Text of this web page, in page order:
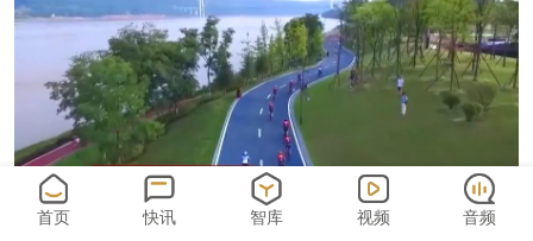
首页 快讯 智库 视频 音频